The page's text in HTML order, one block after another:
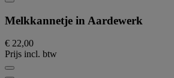
Melkkannetje in Aardewerk
€ 22,00
Prijs incl. btw